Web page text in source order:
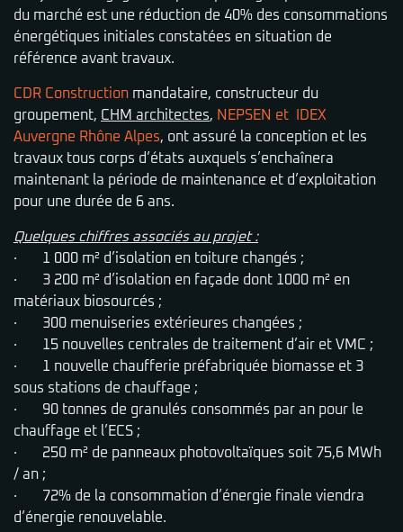
du marché est une réduction de 40% des consommations
énergétiques initiales constatées en situation de
référence avant travaux.
CDR Construction mandataire, constructeur du
groupement, CHM architectes, NEPSEN et
IDEX
Auvergne Rhône Alpes, ont assuré la conception et les
travaux tous corps d’états auxquels s’enchaînera
maintenant la période de maintenance et d’exploitation
pour une durée de 6 ans.
Quelques chiffres associés au projet :
· 1 000 m² d’isolation en toiture changés ;
· 3 200 m² d’isolation en façade dont 1000 m² en
matériaux biosourcés ;
· 300 menuiseries extérieures changées ;
· 15 nouvelles centrales de traitement d’air et VMC ;
· 1 nouvelle chaufferie préfabriquée biomasse et 3
sous stations de chauffage ;
· 90 tonnes de granulés consommés par an pour le
chauffage et l’ECS ;
· 250 m² de panneaux photovoltaïques soit 75,6 MWh
/ an ;
· 72% de la consommation d’énergie finale viendra
d’énergie renouvelable.